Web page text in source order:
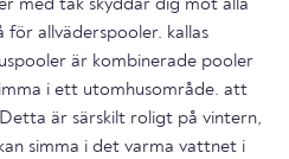
med tak skyddar dig mot alla
för allväderspooler. kallas
är kombinerade pooler
i ett utomhusområde. att
är särskilt roligt på vintern,
simma i det varma vattnet i